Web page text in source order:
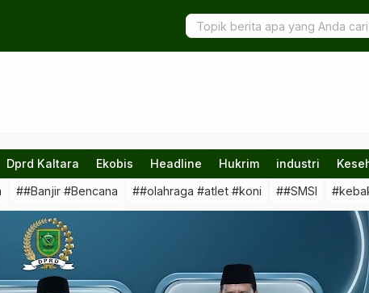
Layanan RSUD Abdul Rifai
Empati
Dprd Kaltara Ekobis Headline Hukrim industri
##Banjir #Bencana ##olahraga #atlet #koni ##SMSI